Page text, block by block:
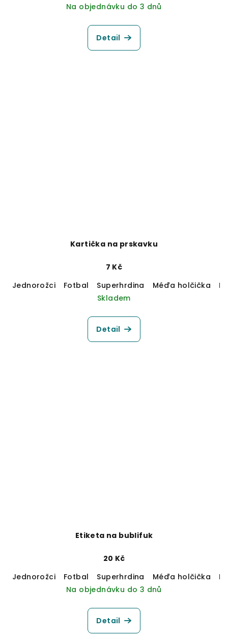
Na objednávku do 3 dnů
Detail
Kartička na prskavku
7 Kč
Jednorožci
Fotbal Superhrdina Méďa holčička
Skladem
Detail
Etiketa na bublifuk
20 Kč
Jednorožci
Fotbal Superhrdina Méďa holčička
Na objednávku do 3 dnů
Detail